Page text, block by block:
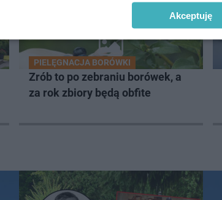
PIELĘGNACJA BORÓWKI
Zrób to po zebraniu borówek, a
za rok zbiory będą obfite
Akceptuję